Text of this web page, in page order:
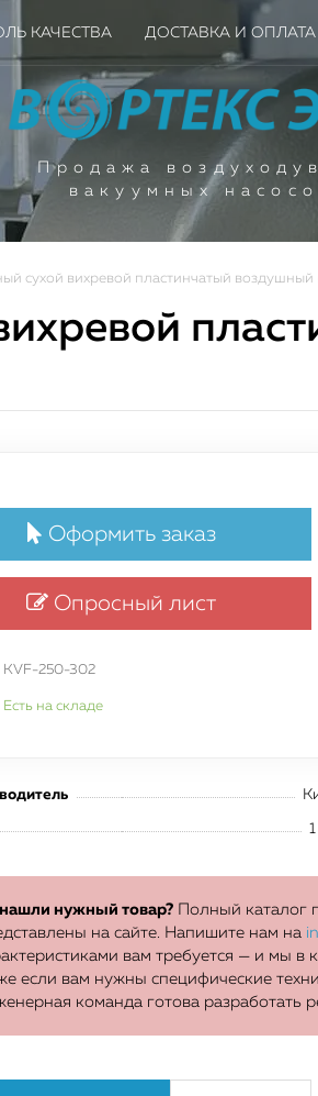
КАЧЕСТВА ДОСТАВКА И ОПЛАТА
отраслей
Продажа
вакуумных
сухой вихревой пластинчатый
Оформить заказ
Опросный лист
KVF-250-302
Есть на складе
нужный товар?Полный каталог
на сайте. Напишите нам на
вам требуется — и мы
если вам нужны специфические
команда готова